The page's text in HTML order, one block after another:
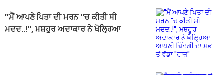
''ਮੈਂ ਆਪਣੇ ਪਿਤਾ ਦੀ ਮਰਨ ''ਚ ਕੀਤੀ ਸੀ
ਮਦਦ..!'', ਮਸ਼ਹੂਰ ਅਦਾਕਾਰ ਨੇ ਖੋਲ੍ਹਿਆ